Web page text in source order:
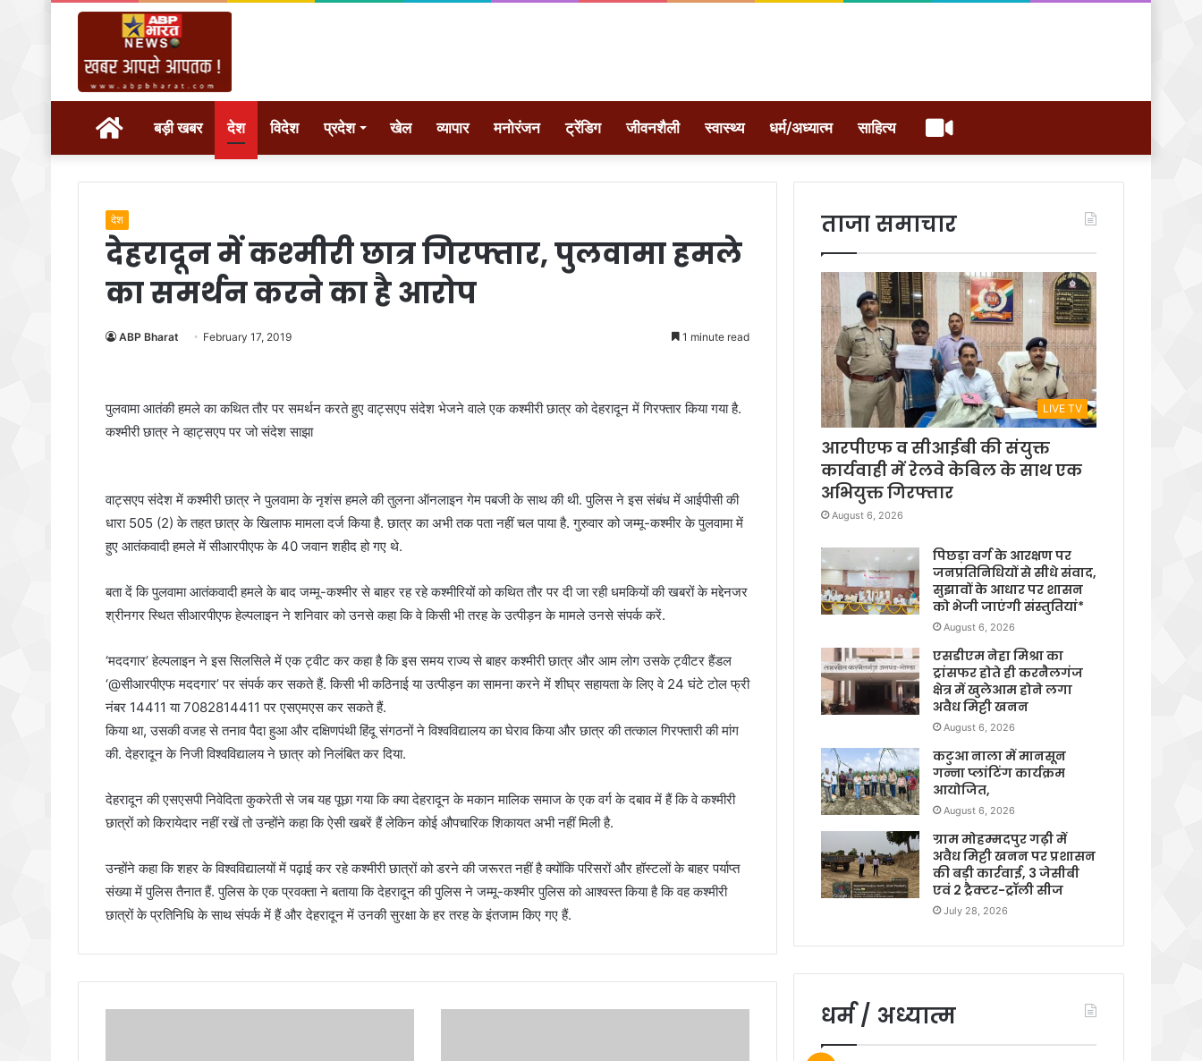
होम बड़ी खबर देश विदेश प्रदेश खेल व्यापार मनोरंजन ट्रेंडिग जीवनशैली स्वास्थ्य धर्म/अध्यात्म साहित्य वीडियो
देश
देहरादून में कश्‍मीरी छात्र गिरफ्तार, पुलवामा हमले
का समर्थन करने का है आरोप
ABP Bharat February 17, 2019 1 minute read
पुलवामा आतंकी हमले का कथित तौर पर समर्थन करते हुए वाट्सएप संदेश भेजने वाले एक कश्‍मीरी छात्र को देहरादून में गिरफ्तार किया गया है.
कश्मीरी छात्र ने व्हाट्सएप पर जो संदेश साझा
वाट्सएप संदेश में कश्मीरी छात्र ने पुलवामा के नृशंस हमले की तुलना ऑनलाइन गेम पबजी के साथ की थी. पुलिस ने इस संबंध में आईपीसी की
धारा 505 (2) के तहत छात्र के खिलाफ मामला दर्ज किया है. छात्र का अभी तक पता नहीं चल पाया है. गुरुवार को जम्मू-कश्मीर के पुलवामा में
हुए आतंकवादी हमले में सीआरपीएफ के 40 जवान शहीद हो गए थे.
बता दें कि पुलवामा आतंकवादी हमले के बाद जम्मू-कश्मीर से बाहर रह रहे कश्मीरियों को कथित तौर पर दी जा रही धमकियों की खबरों के मद्देनजर
श्रीनगर स्थित सीआरपीएफ हेल्पलाइन ने शनिवार को उनसे कहा कि वे किसी भी तरह के उत्पीड़न के मामले उनसे संपर्क करें.
‘मददगार’ हेल्पलाइन ने इस सिलसिले में एक ट्वीट कर कहा है कि इस समय राज्य से बाहर कश्मीरी छात्र और आम लोग उसके ट्वीटर हैंडल
‘@सीआरपीएफ मददगार’ पर संपर्क कर सकते हैं. किसी भी कठिनाई या उत्पीड़न का सामना करने में शीघ्र सहायता के लिए वे 24 घंटे टोल फ्री
नंबर 14411 या 7082814411 पर एसएमएस कर सकते हैं.
किया था, उसकी वजह से तनाव पैदा हुआ और दक्षिणपंथी हिंदू संगठनों ने विश्वविद्यालय का घेराव किया और छात्र की तत्काल गिरफ्तारी की मांग
की. देहरादून के निजी विश्वविद्यालय ने छात्र को निलंबित कर दिया.
देहरादून की एसएसपी निवेदिता कुकरेती से जब यह पूछा गया कि क्या देहरादून के मकान मालिक समाज के एक वर्ग के दबाव में हैं कि वे कश्मीरी
छात्रों को किरायेदार नहीं रखें तो उन्होंने कहा कि ऐसी खबरें हैं लेकिन कोई औपचारिक शिकायत अभी नहीं मिली है.
उन्होंने कहा कि शहर के विश्वविद्यालयों में पढ़ाई कर रहे कश्मीरी छात्रों को डरने की जरूरत नहीं है क्योंकि परिसरों और हॉस्टलों के बाहर पर्याप्त
संख्या में पुलिस तैनात हैं. पुलिस के एक प्रवक्ता ने बताया कि देहरादून की पुलिस ने जम्मू-कश्मीर पुलिस को आश्वस्त किया है कि वह कश्मीरी
छात्रों के प्रतिनिधि के साथ संपर्क में हैं और देहरादून में उनकी सुरक्षा के हर तरह के इंतजाम किए गए हैं.
ताजा समाचार
LIVE TV
आरपीएफ व सीआईबी की संयुक्त
कार्यवाही में रेलवे केबिल के साथ एक
अभियुक्त गिरफ्तार
August 6, 2026
पिछड़ा वर्ग के आरक्षण पर
जनप्रतिनिधियों से सीधे संवाद,
सुझावों के आधार पर शासन
को भेजी जाएंगी संस्तुतियां*
August 6, 2026
एसडीएम नेहा मिश्रा का
ट्रांसफर होते ही करनैलगंज
क्षेत्र में खुलेआम होने लगा
अवैध मिट्टी खनन
August 6, 2026
कटुआ नाला में मानसून
गन्ना प्लांटिंग कार्यक्रम
आयोजित,
August 6, 2026
ग्राम मोहम्मदपुर गढ़ी में
अवैध मिट्टी खनन पर प्रशासन
की बड़ी कार्रवाई, 3 जेसीबी
एवं 2 ट्रैक्टर-ट्रॉली सीज
July 28, 2026
धर्म / अध्यात्म